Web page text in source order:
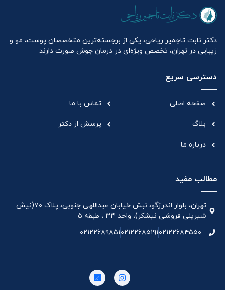
دکتر نابت تاجمیر ریاحی، یکی از برجسته‌ترین متخصصان پوست، مو و
زیبایی در تهران، تخصص ویژه‌ای در درمان جوش صورت دارند
دسترسی سریع
صفحه اصلی
بلاگ
درباره ما
تماس با ما
پرسش از دکتر
مطالب مفید
تهران، بلوار اندرزگو، نبش خیابان عبداللهی جنوبی، پلاک ۷۰(نیش
شیرینی فروشی نیشکر)، واحد ۳۳ ، طبقه ۵
۰۲۱۲۲۶۸۴۵۵۰۰۲۱۲۲۶۸۵۱۹۱۰۲۱۲۲۶۸۹۸۵۱